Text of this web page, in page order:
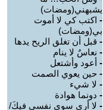
يشبهني(ومضات)
- اكتب كي لا أموت
بي(ومضات)
- قبل أن تغلق الريح يدها
- نعاسٌ لا ينام
- أعود وأشتعل
- حين يعوي الصمت
- لا شيء
- دونما هوادة
- لا أرى سوى نفسي فيكَ/